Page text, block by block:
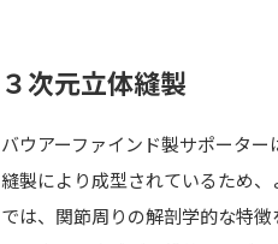
３次元立体縫製
バウアーファインド製サポータ
縫製により成型されているため
では、関節周りの解剖学的な特